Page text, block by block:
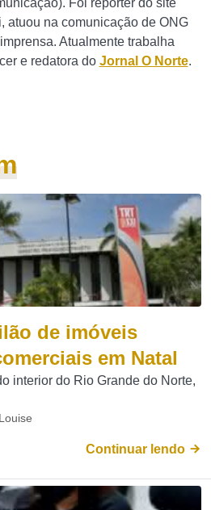
Foi repórter do site
atuou na comunicação de ONG
Atualmente trabalha
e redatora do Jornal O Norte.
de imóveis
em Natal
interior do Rio Grande do Norte,
Continuar lendo